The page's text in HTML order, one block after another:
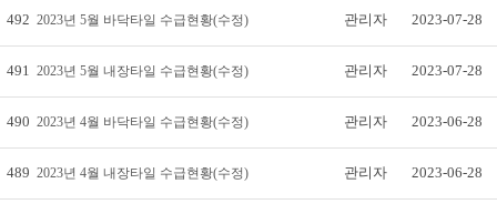
492 2023년 5월 바닥타일 수급현황(수정) 관리자 2023-07-28
491 2023년 5월 내장타일 수급현황(수정) 관리자 2023-07-28
490 2023년 4월 바닥타일 수급현황(수정) 관리자 2023-06-28
489 2023년 4월 내장타일 수급현황(수정) 관리자 2023-06-28